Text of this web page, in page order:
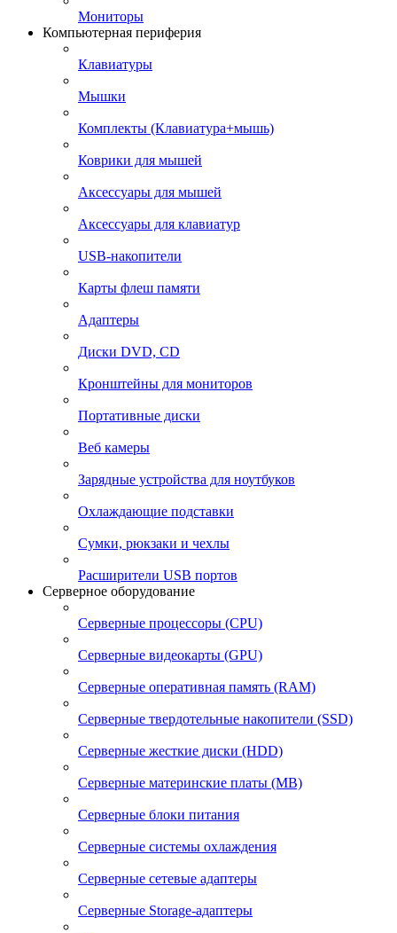
Мониторы
Компьютерная периферия
Клавиатуры
Мышки
Комплекты (Клавиатура+мышь)
Коврики для мышей
Аксессуары для мышей
Аксессуары для клавиатур
USB-накопители
Карты флеш памяти
Адаптеры
Диски DVD, CD
Кронштейны для мониторов
Портативные диски
Веб камеры
Зарядные устройства для ноутбуков
Охлаждающие подставки
Сумки, рюкзаки и чехлы
Расширители USB портов
Серверное оборудование
Серверные процессоры (CPU)
Серверные видеокарты (GPU)
Серверные оперативная память (RAM)
Серверные твердотельные накопители (SSD)
Серверные жесткие диски (HDD)
Серверные материнские платы (MB)
Серверные блоки питания
Серверные системы охлаждения
Серверные сетевые адаптеры
Серверные Storage-адаптеры